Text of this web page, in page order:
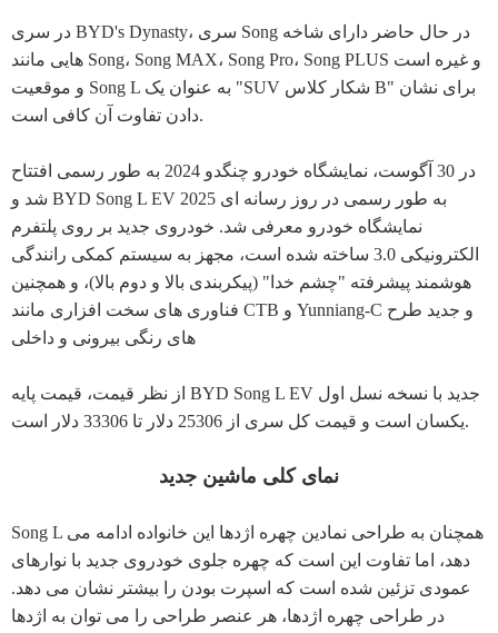
در سری BYD's Dynasty، سری Song در حال حاضر دارای شاخه
هایی مانند Song، Song MAX، Song Pro، Song PLUS و غیره است
و موقعیت Song L به عنوان یک "SUV شکار کلاس B" برای نشان
دادن تفاوت آن کافی است.
در 30 آگوست، نمایشگاه خودرو چنگدو 2024 به طور رسمی افتتاح
شد و BYD Song L EV 2025 به طور رسمی در روز رسانه ای
نمایشگاه خودرو معرفی شد. خودروی جدید بر روی پلتفرم
الکترونیکی 3.0 ساخته شده است، مجهز به سیستم کمکی رانندگی
هوشمند پیشرفته "چشم خدا" (پیکربندی بالا و دوم بالا)، و همچنین
فناوری های سخت افزاری مانند CTB و Yunniang-C و جدید طرح
های رنگی بیرونی و داخلی
از نظر قیمت، قیمت پایه BYD Song L EV جدید با نسخه نسل اول
یکسان است و قیمت کل سری از 25306 دلار تا 33306 دلار است.
نمای کلی ماشین جدید
Song L همچنان به طراحی نمادین چهره اژدها این خانواده ادامه می
دهد، اما تفاوت این است که چهره جلوی خودروی جدید با نوارهای
عمودی تزئین شده است که اسپرت بودن را بیشتر نشان می دهد.
در طراحی چهره اژدها، هر عنصر طراحی را می توان به اژدها